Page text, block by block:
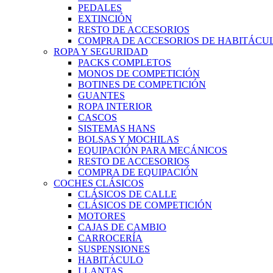
PEDALES
EXTINCIÓN
RESTO DE ACCESORIOS
COMPRA DE ACCESORIOS DE
ROPA Y SEGURIDAD
PACKS COMPLETOS
MONOS DE COMPETICIÓN
BOTINES DE COMPETICIÓN
GUANTES
ROPA INTERIOR
CASCOS
SISTEMAS HANS
BOLSAS Y MOCHILAS
EQUIPACIÓN PARA MECÁNICOS
RESTO DE ACCESORIOS
COMPRA DE EQUIPACIÓN
COCHES CLÁSICOS
CLÁSICOS DE CALLE
CLÁSICOS DE COMPETICIÓN
MOTORES
CAJAS DE CAMBIO
CARROCERÍA
SUSPENSIONES
HABITÁCULO
LLANTAS